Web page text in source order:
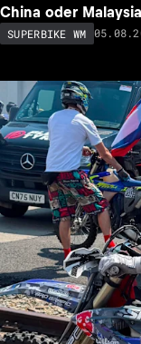
China oder Malaysia
SUPERBIKE WM